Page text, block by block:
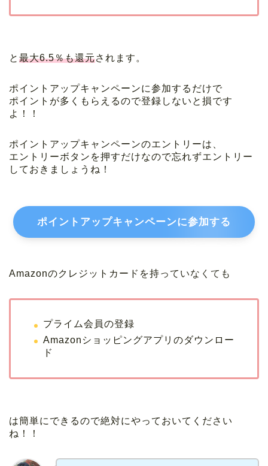
と 最大6.5％も還元されます。
ポイントアップキャンペーンに参加するだけで
ポイントが多くもらえるので登録しないと損です
よ！！
ポイントアップキャンペーンのエントリーは、
エントリーボタンを押すだけなので忘れずエントリー
しておきましょうね！
ポイントアップキャンペーンに参加する
Amazonのクレジットカードを持っていなくても
プライム会員の登録
Amazonショッピングアプリのダウンロー
ド
は簡単にできるので絶対にやっておいてください
ね！！